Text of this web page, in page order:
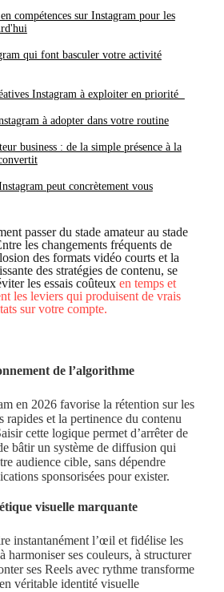
passer du stade amateur au stade
les changements fréquents de
des formats vidéo courts et la
des stratégies de contenu, se
les essais coûteuxen temps et
les leviers qui produisent de vrais
sur votre compte.
compétences sur Instagram pour les
qui font basculer votre activité
Instagram à exploiter en priorité
à adopter dans votre routine
business : de la simple présence à la
peut concrètement vous
de l’algorithme
en 2026 favorise la rétention sur les
rapides et la pertinence du contenu
cette logique permet d’arrêter de
bâtir un système de diffusion qui
audience cible, sans dépendre
sponsorisées pour exister.
visuelle marquante
instantanément l’œil et fidélise les
harmoniser ses couleurs, à structurer
ses Reels avec rythme transforme
véritable identité visuelle